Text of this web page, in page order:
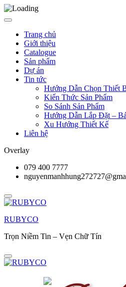
Trang chủ
Giới thiệu
Catalogue
Sản phẩm
Dự án
Tin tức
Hướng Dẫn Chọn Thiết
Kiến Thức Sản Phẩm
So Sánh Sản Phẩm
Hướng Dẫn Lắp Đặt –
Xu Hướng Thiết Kế
Liên hệ
Overlay
079 400 7777
RUBYCO
Trọn Niềm Tin – Vẹn Chữ Tín